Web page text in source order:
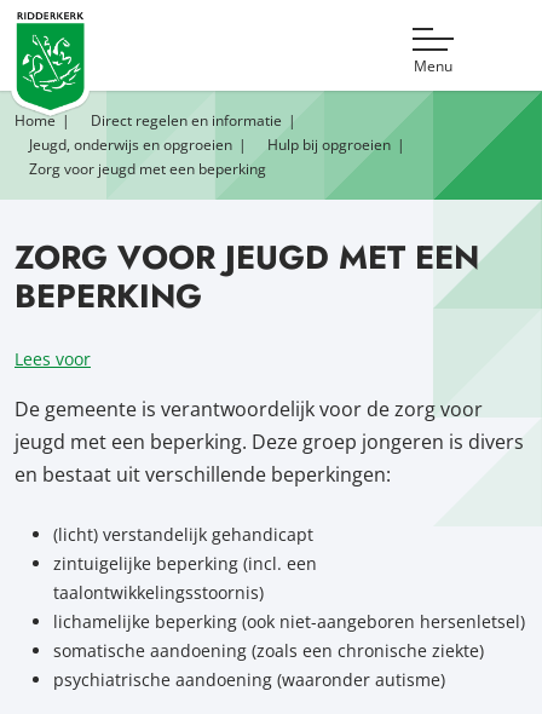
Menu
Home
Direct regelen en informatie
Jeugd, onderwijs en opgroeien
Hulp bij opgroeien
Zorg voor jeugd met een beperking
ZORG VOOR JEUGD MET EEN
BEPERKING
Lees voor
De gemeente is verantwoordelijk voor de zorg voor
jeugd met een beperking. Deze groep jongeren is divers
en bestaat uit verschillende beperkingen:
(licht) verstandelijk gehandicapt
zintuigelijke beperking (incl. een
taalontwikkelingsstoornis)
lichamelijke beperking (ook niet-aangeboren hersenletsel)
somatische aandoening (zoals een chronische ziekte)
psychiatrische aandoening (waaronder autisme)